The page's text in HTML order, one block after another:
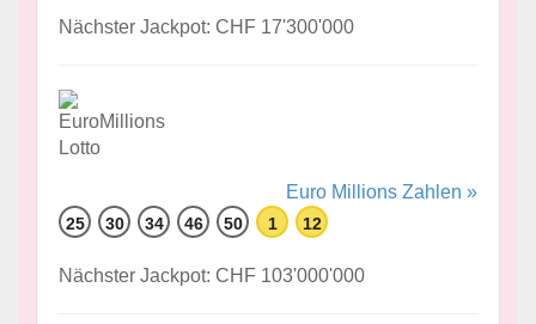
Nächster Jackpot: CHF 17'300'000
Euro Millions Zahlen »
25 30 34 46 50 1 12
Nächster Jackpot: CHF 103'000'000